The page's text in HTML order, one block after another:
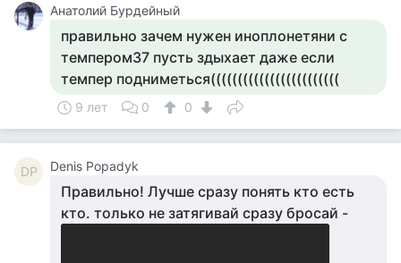
Анатолий Бурдейный
правильно зачем нужен иноплонетяни с
темпером37 пусть здыхает даже если
темпер подниметься((((((((((((((((((((((((
9 лет 0 0
DP Denis Popadyk
Правильно! Лучше сразу понять кто есть
кто. только не затягивай сразу бросай -